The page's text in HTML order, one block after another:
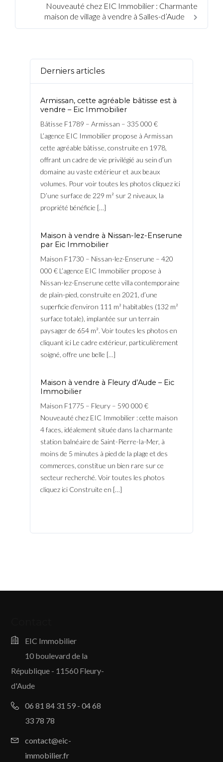
Nouveauté chez EIC Immobilier : Charmante
maison de village à vendre à Salles-d’Aude
Derniers articles
Armissan, cette agréable bâtisse est à
vendre – Eic Immobilier
Bâtisse F1789 – Armissan – 335 000 €
L’agence EIC Immobilier propose à Armissan
cette agréable bâtisse, construite en 1978,
offrant un cadre de vie privilégié au sein d’un
domaine au vaste extérieur et aux beaux
volumes. Pour voir toutes les photos cliquez ici
D’une surface de 229 m² sur 2 niveaux, la
propriété bénéficie […]
Maison à vendre à Nissan-lez-Enserune
par Eic Immobilier
Maison F1730 – Nissan-lez-Enserune – 420
000 € L’agence EIC Immobilier propose à
Nissan-lez-Enserune cette villa contemporaine
de plain-pied, construite en 2021, d’une
superficie d’environ 111 m² habitables (132 m²
surface totale), implantée sur un terrain
paysager de 654 m². Voir toutes les photos en
cliquant ici Le cadre extérieur, particulièrement
soigné, offre une belle […]
Maison à vendre à Fleury d’Aude – Eic
Immobilier
Maison F1775 – Fleury – 590 000 €
Nouveauté chez EIC Immobilier : cette maison
4 faces, idéalement située dans la charmante
station balnéaire de Saint-Pierre-la-Mer, à
moins de 5 minutes à pied de la plage et des
commerces, constitue un bien rare sur ce
secteur recherché. Voir toutes les photos
cliquez ici Construite en […]
EIC Immobilier
10 boulevard de la
République - 11560 Fleury-
d'Aude
06 81 84 31 59 - 04 68
33 78 78
contact@eic-
immobilier.fr